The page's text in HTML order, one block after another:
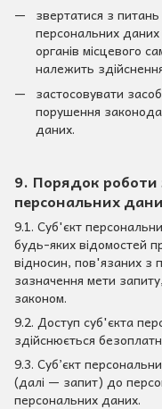
звертатися з
персональних
органів місцевого
належить
застосовувати
порушення
даних.
9. Порядок роботи
персональних
9.1. Суб'єкт
будь-яких відомостей
відносин, пов'язаних з
зазначення мети
законом.
9.2. Доступ суб'єкта
здійснюється
9.3. Суб’єкт
(далі — запит) до
персональних даних.